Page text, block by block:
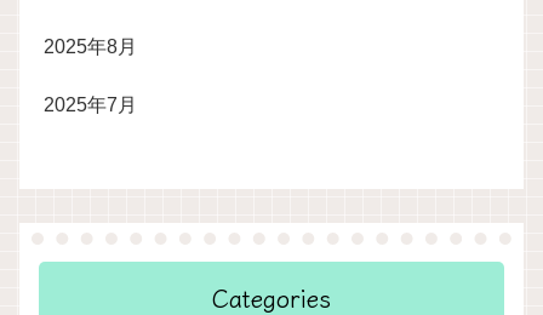
2025年8月
2025年7月
Categories